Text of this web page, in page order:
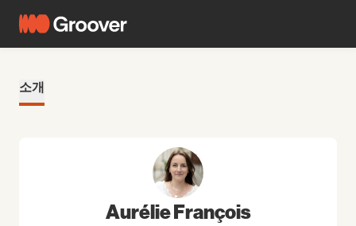
소개
Aurélie François